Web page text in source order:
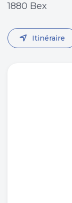
1880 Bex
Itinéraire